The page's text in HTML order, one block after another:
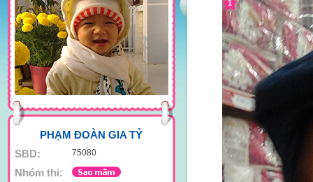
PHẠM ĐOÀN GIA TỶ
SBD:
75080
Nhóm thi:
1